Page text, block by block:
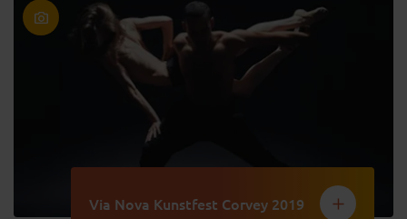
Via Nova Kunstfest Corvey 2019